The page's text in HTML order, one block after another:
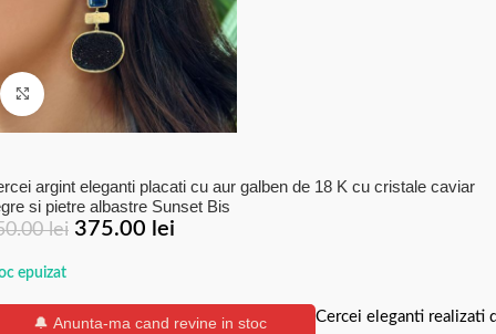
Click to enlarge
argint eleganti placati cu aur galben de 18 K cu cristale caviar
si pietre albastre Sunset Bis
lei 375.00 lei
epuizat
🔔 Anunta-ma cand revine in stoc
Cercei eleganti realizati